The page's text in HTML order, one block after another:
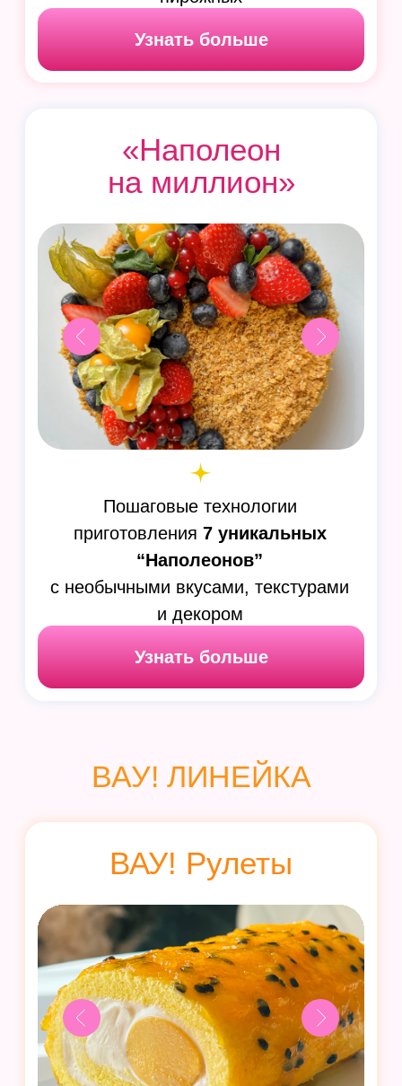
12 авторских чизкейков
и 3 формы подачи
Можно хранить в морозильной
камере до 2х месяцев!
Узнать больше
+19 начинок
Узнать больше
Узнать больше
ВАУ! Кукис
ВАУ!
Чизкейки
самого трендового десерта
в мире, 7 видов теста, 9 начинок и 2
Красный бархат, Малиновый брауни,
Карамельный попкорн, Клубничный
чизкейк, Фисташка и другие